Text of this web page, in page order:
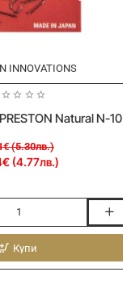
INNOVATIONS
Natural N-10
(4.77лв.)
(5.30лв.)
Купи